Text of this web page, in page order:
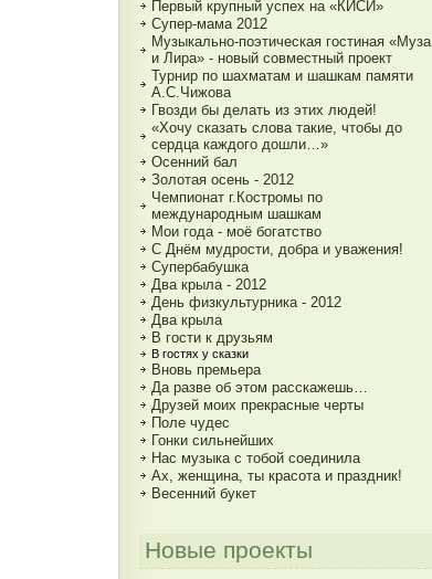
Первый крупный успех на «КИСИ»
Супер-мама 2012
Музыкально-поэтическая гостиная «Муза
и Лира» - новый совместный проект
Турнир по шахматам и шашкам памяти
А.С.Чижова
Гвозди бы делать из этих людей!
«Хочу сказать слова такие, чтобы до
сердца каждого дошли…»
Осенний бал
Золотая осень - 2012
Чемпионат г.Костромы по
международным шашкам
Мои года - моё богатство
С Днём мудрости, добра и уважения!
Супербабушка
Два крыла - 2012
День физкультурника - 2012
Два крыла
В гости к друзьям
В гостях у сказки
Вновь премьера
Да разве об этом расскажешь…
Друзей моих прекрасные черты
Поле чудес
Гонки сильнейших
Нас музыка с тобой соединила
Ах, женщина, ты красота и праздник!
Весенний букет
Новые проекты